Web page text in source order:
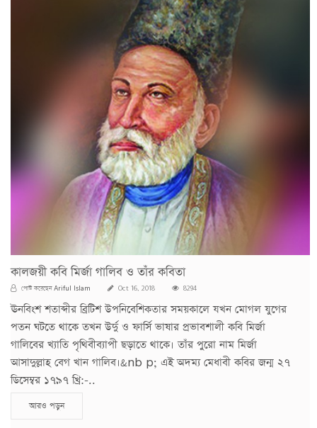
কালজয়ী কবি মির্জা গালিব ও তাঁর কবিতা
পোস্ট করেছেনAriful Islam Oct 16, 2018 8294
ঊনবিংশ শতাব্দীর ব্রিটিশ উপনিবেশিকতার সময়কালে যখন মোগল যুগের
পতন ঘটতে থাকে তখন উর্দু ও ফার্সি ভাষার প্রভাবশালী কবি মির্জা
গালিবের খ্যাতি পৃথিবীব্যাপী ছড়াতে থাকে। তাঁর পুরো নাম মির্জা
আসাদুল্লাহ বেগ খান গালিব।&nb p; এই অদম্য মেধাবী কবির জন্ম ২৭
ডিসেম্বর ১৭৯৭ খ্রি:-..
আরও পড়ুন